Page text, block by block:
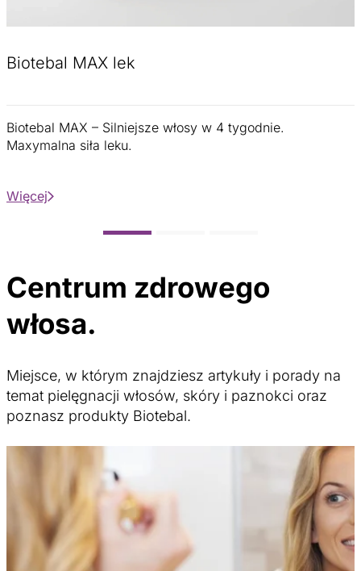
Biotebal MAX lek
Biotebal MAX – Silniejsze włosy w 4 tygodnie.
Maxymalna siła leku.
Więcej
Centrum zdrowego
włosa.
Miejsce, w którym znajdziesz artykuły i porady na
temat pielęgnacji włosów, skóry i paznokci oraz
poznasz produkty Biotebal.